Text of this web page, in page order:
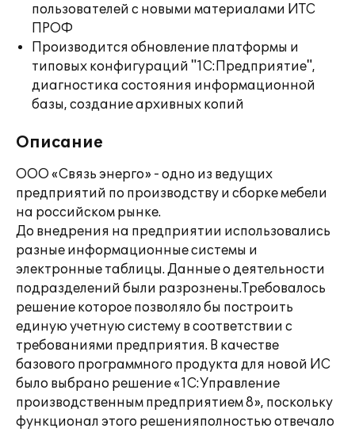
пользователей с новыми материалами ИТС
ПРОФ
Производится обновление платформы и
типовых конфигураций "1С:Предприятие",
диагностика состояния информационной
базы, создание архивных копий
Описание
ООО «Связь энерго» - одно из ведущих
предприятий по производству и сборке мебели
на российском рынке.
До внедрения на предприятии использовались
разные информационные системы и
электронные таблицы. Данные о деятельности
подразделений были разрознены.Требовалось
решение которое позволяло бы построить
единую учетную систему в соответствии с
требованиями предприятия. В качестве
базового программного продукта для новой ИС
было выбрано решение «1С:Управление
производственным предприятием 8», поскольку
функционал этого решенияполностью отвечало